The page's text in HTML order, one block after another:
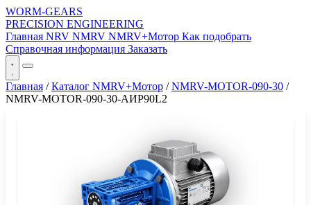
WORM-GEARS
PRECISION ENGINEERING
Главная NRV NMRV NMRV+Мотор Как подобрать
Справочная информация Заказать
Главная / Каталог NMRV+Мотор / NMRV-MOTOR-090-30 /
NMRV-MOTOR-090-30-АИР90L2